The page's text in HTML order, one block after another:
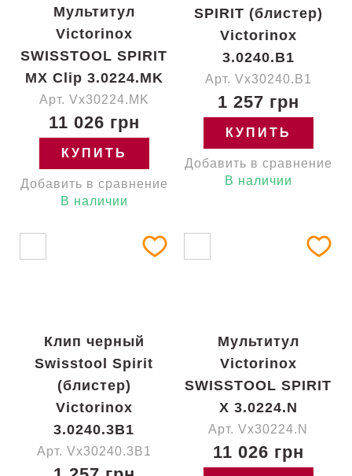
Мультитул
Victorinox
SWISSTOOL SPIRIT
MX Clip 3.0224.MK
Арт. Vx30224.MK
11 026 грн
КУПИТЬ
Добавить в сравнение
В наличии
SPIRIT (блистер)
Victorinox
3.0240.B1
Арт. Vx30240.B1
1 257 грн
КУПИТЬ
Добавить в сравнение
В наличии
Клип черный
Swisstool Spirit
(блистер)
Victorinox
3.0240.3B1
Арт. Vx30240.3B1
Мультитул
Victorinox
SWISSTOOL SPIRIT
X 3.0224.N
Арт. Vx30224.N
11 026 грн